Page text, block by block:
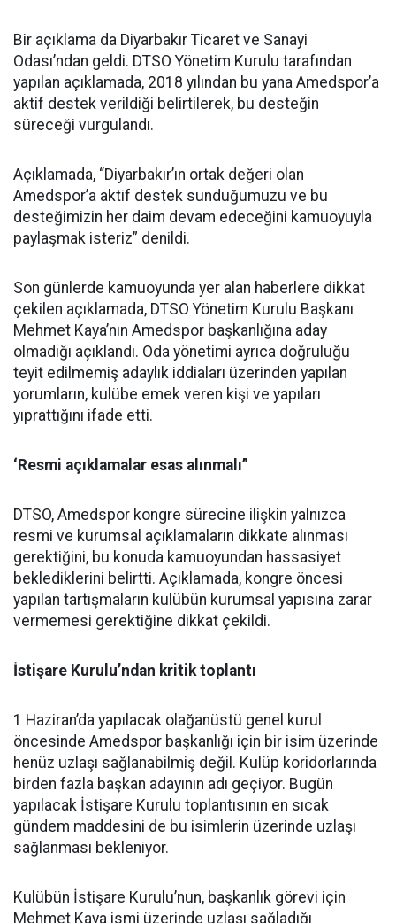
Bir açıklama da Diyarbakır Ticaret ve Sanayi
Odası’ndan geldi. DTSO Yönetim Kurulu tarafından
yapılan açıklamada, 2018 yılından bu yana Amedspor’a
aktif destek verildiği belirtilerek, bu desteğin
süreceği vurgulandı.
Açıklamada, “Diyarbakır’ın ortak değeri olan
Amedspor’a aktif destek sunduğumuzu ve bu
desteğimizin her daim devam edeceğini kamuoyuyla
paylaşmak isteriz” denildi.
Son günlerde kamuoyunda yer alan haberlere dikkat
çekilen açıklamada, DTSO Yönetim Kurulu Başkanı
Mehmet Kaya’nın Amedspor başkanlığına aday
olmadığı açıklandı. Oda yönetimi ayrıca doğruluğu
teyit edilmemiş adaylık iddiaları üzerinden yapılan
yorumların, kulübe emek veren kişi ve yapıları
yıprattığını ifade etti.
‘Resmi açıklamalar esas alınmalı”
DTSO, Amedspor kongre sürecine ilişkin yalnızca
resmi ve kurumsal açıklamaların dikkate alınması
gerektiğini, bu konuda kamuoyundan hassasiyet
beklediklerini belirtti. Açıklamada, kongre öncesi
yapılan tartışmaların kulübün kurumsal yapısına zarar
vermemesi gerektiğine dikkat çekildi.
İstişare Kurulu’ndan kritik toplantı
1 Haziran’da yapılacak olağanüstü genel kurul
öncesinde Amedspor başkanlığı için bir isim üzerinde
henüz uzlaşı sağlanabilmiş değil. Kulüp koridorlarında
birden fazla başkan adayının adı geçiyor. Bugün
yapılacak İstişare Kurulu toplantısının en sıcak
gündem maddesini de bu isimlerin üzerinde uzlaşı
sağlanması bekleniyor.
Kulübün İstişare Kurulu’nun, başkanlık görevi için
Mehmet Kaya ismi üzerinde uzlaşı sağladığı